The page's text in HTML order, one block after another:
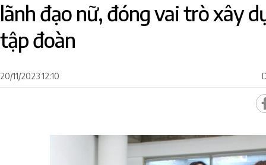
lãnh đạo nữ, đóng vai trò xây
tập đoàn
20/11/2023 12:10